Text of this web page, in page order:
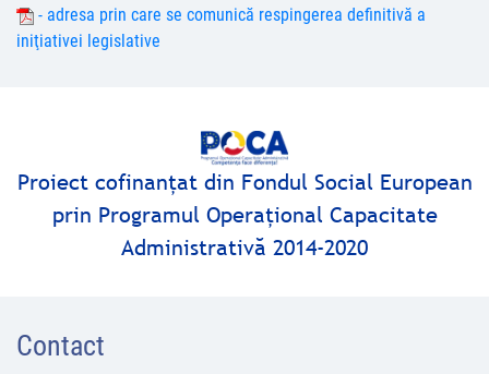
- adresa prin care se comunică respingerea definitivă a
iniţiativei legislative
Proiect cofinanţat din Fondul Social European
prin Programul Operaţional Capacitate
Administrativă 2014-2020
Contact